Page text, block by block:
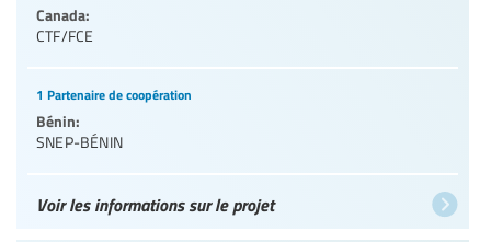
Canada:
CTF/FCE
1 Partenaire de coopération
Bénin:
SNEP-BÉNIN
Voir les informations sur le projet